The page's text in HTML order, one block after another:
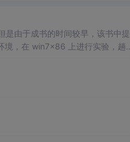
是由于成书的时间较早，该书中提
境，在 win7x86 上进行实验，趟